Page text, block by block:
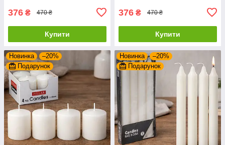
376 ₴ 470 ₴
Купити
376 ₴ 470 ₴
Купити
Новинка
–20%
Подарунок
Новинка
–20%
Подарунок